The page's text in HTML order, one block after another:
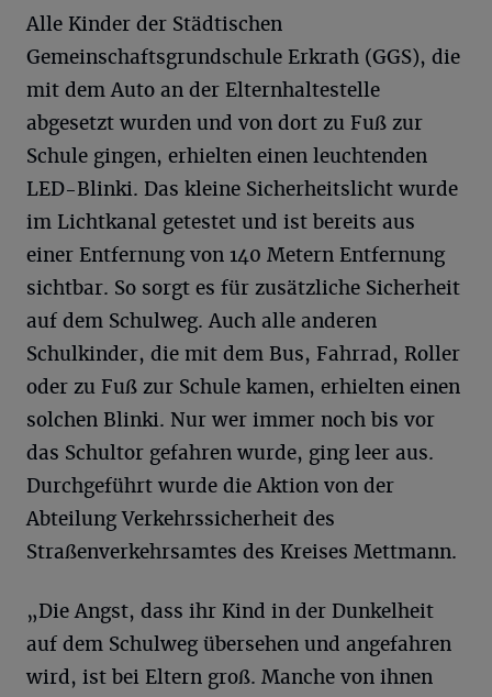
Alle Kinder der Städtischen
Gemeinschaftsgrundschule Erkrath (GGS), die
mit dem Auto an der Elternhaltestelle
abgesetzt wurden und von dort zu Fuß zur
Schule gingen, erhielten einen leuchtenden
LED-Blinki. Das kleine Sicherheitslicht wurde
im Lichtkanal getestet und ist bereits aus
einer Entfernung von 140 Metern Entfernung
sichtbar. So sorgt es für zusätzliche Sicherheit
auf dem Schulweg. Auch alle anderen
Schulkinder, die mit dem Bus, Fahrrad, Roller
oder zu Fuß zur Schule kamen, erhielten einen
solchen Blinki. Nur wer immer noch bis vor
das Schultor gefahren wurde, ging leer aus.
Durchgeführt wurde die Aktion von der
Abteilung Verkehrssicherheit des
Straßenverkehrsamtes des Kreises Mettmann.
„Die Angst, dass ihr Kind in der Dunkelheit
auf dem Schulweg übersehen und angefahren
wird, ist bei Eltern groß. Manche von ihnen